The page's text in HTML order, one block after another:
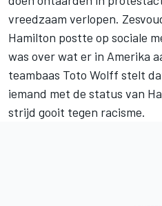
vreedzaam verlopen.
Hamilton postte op sociale
was over wat er in Amerika
teambaas Toto Wolff stelt
iemand met de status van
strijd gooit tegen racisme.